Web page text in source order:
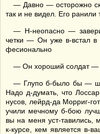
— Давно — осторожно
так и не видел. Его ранили
— Н-неопасно —
четки — Он уже в-встал в
фесионально
— Он хороший солдат —
— Глупо б-было бы —
Надо д-думать, что
нусов, лейрд-да Морриг-
учили мечному б-бою
вы на меня уст-тавились,
к-курсе, кем является в-